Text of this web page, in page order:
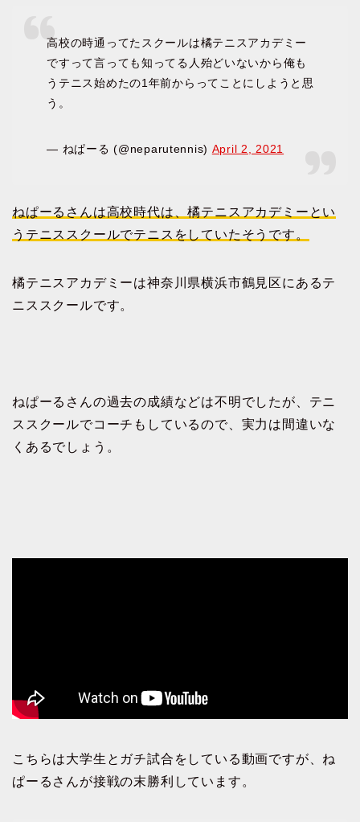
高校の時通ってたスクールは橘テニスアカデミー
ですって言っても知ってる人殆どいないから俺も
うテニス始めたの1年前からってことにしようと思
う。
— ねぱーる (@neparutennis) April 2, 2021
ねぱーるさんは高校時代は、橘テニスアカデミーとい
うテニススクールでテニスをしていたそうです。
橘テニスアカデミーは神奈川県横浜市鶴見区にあるテ
ニススクールです。
ねぱーるさんの過去の成績などは不明でしたが、テニ
ススクールでコーチもしているので、実力は間違いな
くあるでしょう。
こちらは大学生とガチ試合をしている動画ですが、ね
ぱーるさんが接戦の末勝利しています。